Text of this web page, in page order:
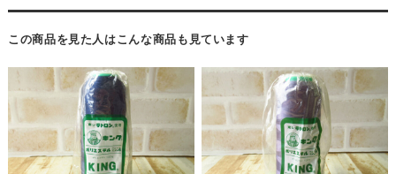
この商品を見た人はこんな商品も見ています